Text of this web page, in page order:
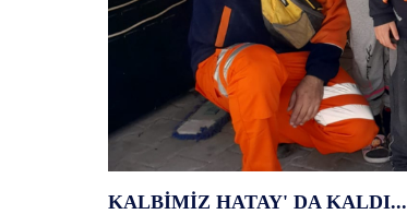
KALBIMIZ HATAY' DA KALDI...